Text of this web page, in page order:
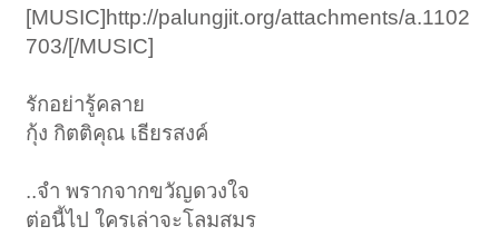
[MUSIC]http://palungjit.org/attachments/a.1102
703/[/MUSIC]
รักอย่ารู้คลาย
กุ้ง กิตติคุณ เธียรสงค์
..จำ พรากจากขวัญดวงใจ
ต่อนี้ไป ใครเล่าจะโลมสมร